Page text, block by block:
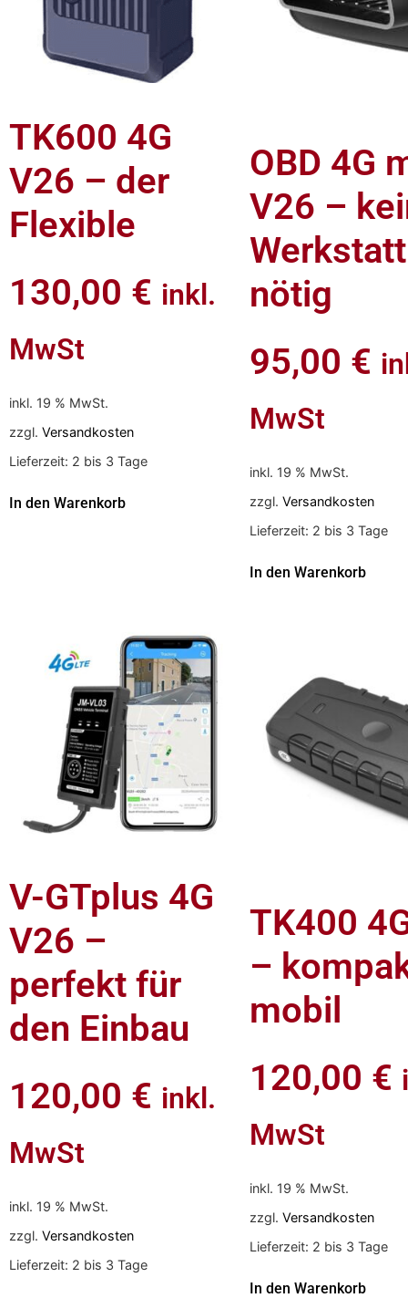
TK600 4G
V26 – der
Flexible
130,00 € inkl.
MwSt
inkl. 19 % MwSt.
zzgl. Versandkosten
Lieferzeit: 2 bis 3 Tage
In den Warenkorb
OBD 4G
V26 –
Werkstatt
nötig
95,00 €
MwSt
inkl. 19 % MwSt.
zzgl. Versandkosten
Lieferzeit: 2 bis 3 Tage
In den Warenkorb
V-GTplus 4G
V26 –
perfekt für
den Einbau
120,00 € inkl.
MwSt
inkl. 19 % MwSt.
zzgl. Versandkosten
Lieferzeit: 2 bis 3 Tage
TK400
–
mobil
120,00 €
MwSt
inkl. 19 % MwSt.
zzgl. Versandkosten
Lieferzeit: 2 bis 3 Tage
In den Warenkorb